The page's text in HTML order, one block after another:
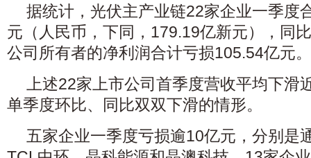
据统计，光伏主产业链22家企业一季度
元（人民币，下同，179.19亿新元），同
公司所有者的净利润合计亏损105.54亿元。
上述22家上市公司首季度营收平均下滑
单季度环比、同比双双下滑的情形。
五家企业一季度亏损逾10亿元，分别是